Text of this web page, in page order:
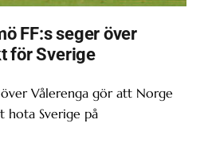
FF:s seger över
för Sverige
över Vålerenga gör att Norge
hota Sverige på